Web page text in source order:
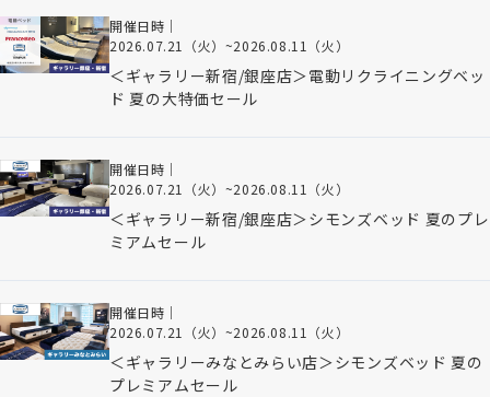
開催日時｜
2026.07.21（火） ~2026.08.11（火）
＜ギャラリー新宿/銀座店＞電動リクライニングベッ
ド 夏の大特価セール
開催日時｜
2026.07.21（火） ~2026.08.11（火）
＜ギャラリー新宿/銀座店＞シモンズベッド 夏のプレ
ミアムセール
開催日時｜
2026.07.21（火） ~2026.08.11（火）
＜ギャラリーみなとみらい店＞シモンズベッド 夏の
プレミアムセール